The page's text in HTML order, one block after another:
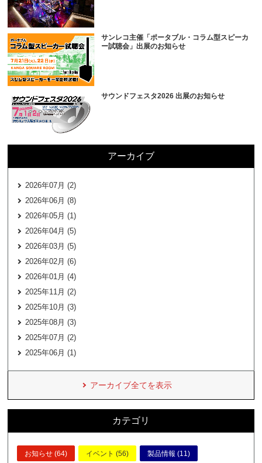
サンレコ主催「ポータブル・コラム型スピーカ
ー試聴会」出展のお知らせ
サウンドフェスタ2026 出展のお知らせ
アーカイブ
2026年07月 (2)
2026年06月 (8)
2026年05月 (1)
2026年04月 (5)
2026年03月 (5)
2026年02月 (6)
2026年01月 (4)
2025年11月 (2)
2025年10月 (3)
2025年08月 (3)
2025年07月 (2)
2025年06月 (1)
アーカイブ全てを表示
カテゴリ
お知らせ (64) イベント (56) 製品情報 (11)